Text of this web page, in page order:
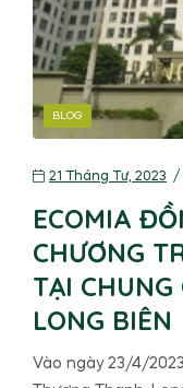
BLOG
21 Tháng Tư, 2023
ECOMIA
CHƯƠNG
TẠI CHUNG
LONG BIÊN
Vào ngày 23/4/